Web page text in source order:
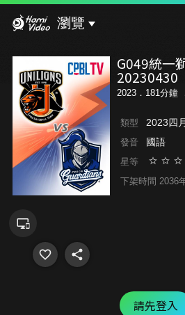
瀏覽
G049統一
20230430
2023．181分鐘
類型 2023四
發音 國語
星等
下架時間 2036
請先登入